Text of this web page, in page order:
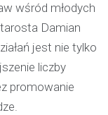
wśród młodych
Damian
jest nie tylko
liczby
promowanie